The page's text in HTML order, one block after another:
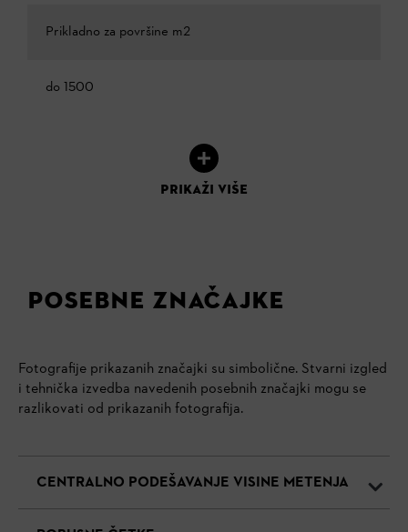
Prikladno za površine m2
do 1500
PRIKAŽI VIŠE
POSEBNE ZNAČAJKE
Fotografije prikazanih značajki su simbolične. Stvarni izgled
i tehnička izvedba navedenih posebnih značajki mogu se
razlikovati od prikazanih fotografija.
CENTRALNO PODEŠAVANJE VISINE METENJA